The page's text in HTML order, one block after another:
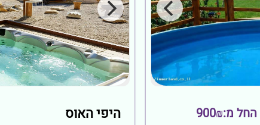
החל מ:900₪ היפי האוס